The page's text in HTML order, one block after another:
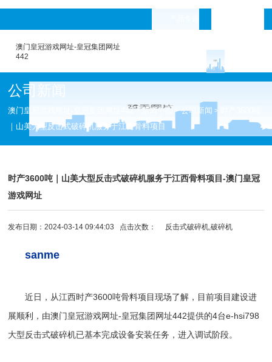
澳门皇冠游戏网址-皇冠集团网址
442
公司新闻
澳门皇冠游戏网址-皇冠集团网址442>新闻中心 >公司新闻 >
｜山美大型反击式破碎机服务于江西骨料项目
时产3600吨｜山美大型反击式破碎机服务于江西骨料项目-澳门皇冠
游戏网址
发布日期：2024-03-14 09:44:03 点击次数： 反击式破碎机,破碎机
sanme
近日，从江西时产3600吨骨料项目现场了解，目前项目建设进
展顺利，由澳门皇冠游戏网址-皇冠集团网址442提供的4台e-hsi798
大型反击式破碎机已基本完成设备安装任务，进入调试阶段。